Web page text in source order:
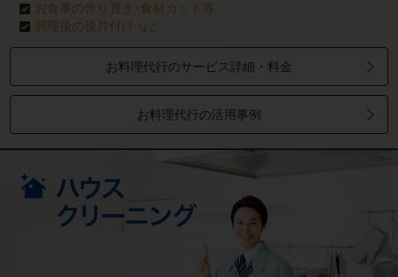
お食事の作り置き･食材カット等
調理後の後片付け など
お料理代行のサービス詳細・料金
お料理代行の活用事例